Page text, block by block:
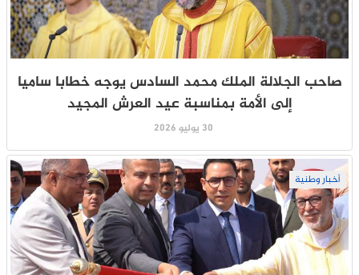
صاحب الجلالة الملك محمد السادس يوجه خطابا ساميا
إلى الأمة بمناسبة عيد العرش المجيد
30 يوليو 2026
أخبار وطنية